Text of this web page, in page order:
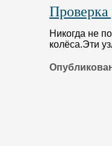
Проверка
Никогда не
колёса.Эти